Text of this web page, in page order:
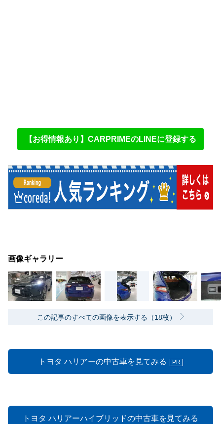
【お得情報あり】CARPRIMEのLINEに登録する
画像ギャラリー
この記事のすべての画像を表示する（18枚）
トヨタ ハリアーの中古車を見てみる PR
トヨタ ハリアーハイブリッドの中古車を見てみる